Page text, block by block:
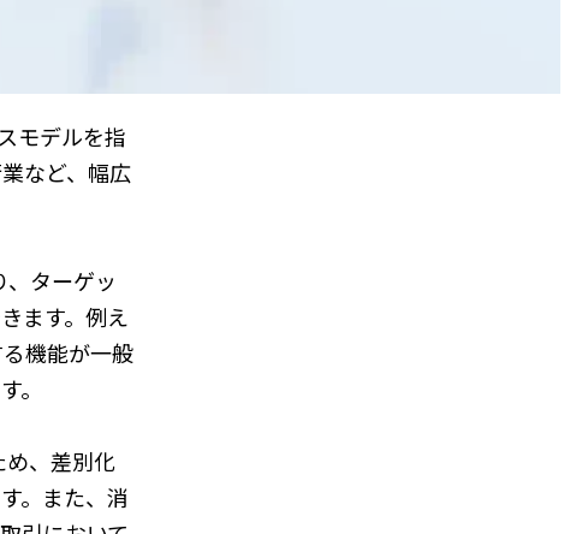
モデルを指
など、幅広
ターゲッ
ます。例え
機能が一般
。
、差別化
。また、消